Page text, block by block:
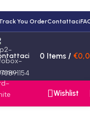
You OrderContattaci
0 Items / €
Wishlist